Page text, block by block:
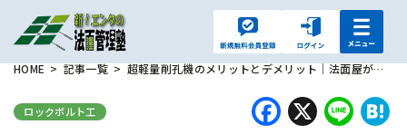
HOME 記事一覧 超軽量削孔機のメリットとデメリット｜法面屋が徹底レビュー
ロックボルト工 X